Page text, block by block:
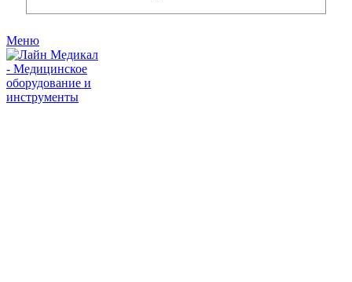
Меню